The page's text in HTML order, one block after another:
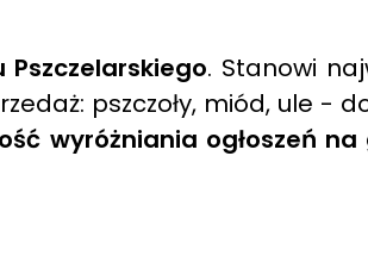
Pszczelarskiego. Stanowi
pszczoły, miód, ule -
wyróżniania ogłoszeń na